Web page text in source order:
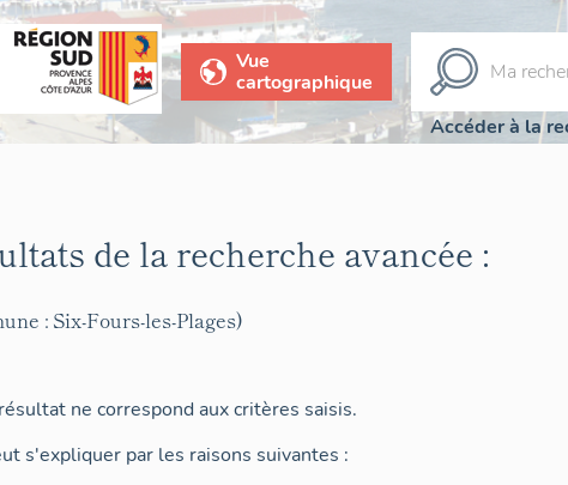
Vue
cartographique
Accéder à la
de la recherche avancée :
: Six-Fours-les-Plages)
ne correspond aux critères saisis.
s'expliquer par les raisons suivantes :